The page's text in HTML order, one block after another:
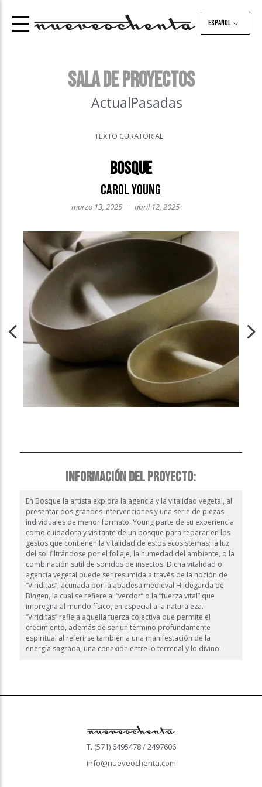
Español
SALA DE PROYECTOS
ActualPasadas
TEXTO CURATORIAL
BOSQUE
CAROL YOUNG
marzo 13, 2025 – abril 12, 2025
INFORMACIÓN DEL PROYECTO:
En Bosque la artista explora la agencia y la vitalidad vegetal, al
presentar dos grandes intervenciones y una serie de piezas
individuales de menor formato. Young parte de su experiencia
como cuidadora y visitante de un bosque para reparar en los
gestos que contienen la vitalidad de estos ecosistemas; la luz
del sol filtrándose por el follaje, la humedad del ambiente, o la
combinación sutil de sonidos de insectos. Dicha vitalidad o
agencia vegetal puede ser resumida a través de la noción de
“Viriditas”, acuñada por la abadesa medieval Hildegarda de
Bingen, la cual se refiere al “verdor” o la “fuerza vital” que
impregna al mundo físico, en especial a la naturaleza.
“Viriditas” refleja aquella fuerza colectiva que permite el
crecimiento, además de ser un término profundamente
espiritual al referirse también a una manifestación de la
energía sagrada, una conexión entre lo terrenal y lo divino.
T. (571) 6495478 / 2497606
info@nueveochenta.com